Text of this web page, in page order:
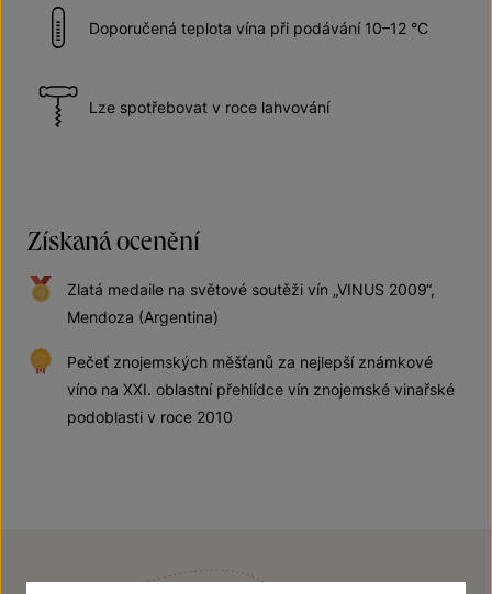
Doporučená teplota vína při podávání 10–12 °C
Lze spotřebovat v roce lahvování
Získaná ocenění
Zlatá medaile na světové soutěži vín „VINUS 2009“,
Mendoza (Argentina)
Pečeť znojemských měšťanů za nejlepší známkové
víno na XXI. oblastní přehlídce vín znojemské vinařské
podoblasti v roce 2010